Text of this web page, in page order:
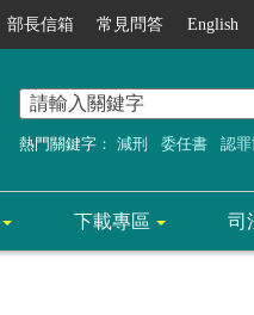
部長信箱 常見問答 English
熱門關鍵字： 減刑 委任書 認
下載專區 司